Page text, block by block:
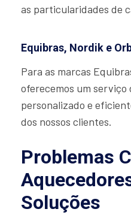
as particularidades de
Equibras, Nordik e
Para as marcas
oferecemos um
personalizado e
dos nossos clientes.
Problemas
Soluções